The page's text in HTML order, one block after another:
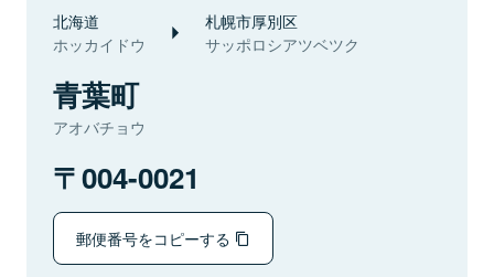
北海道
ホッカイドウ
札幌市厚別区
サッポロシアツベツク
青葉町
アオバチョウ
004-0021
郵便番号をコピーする